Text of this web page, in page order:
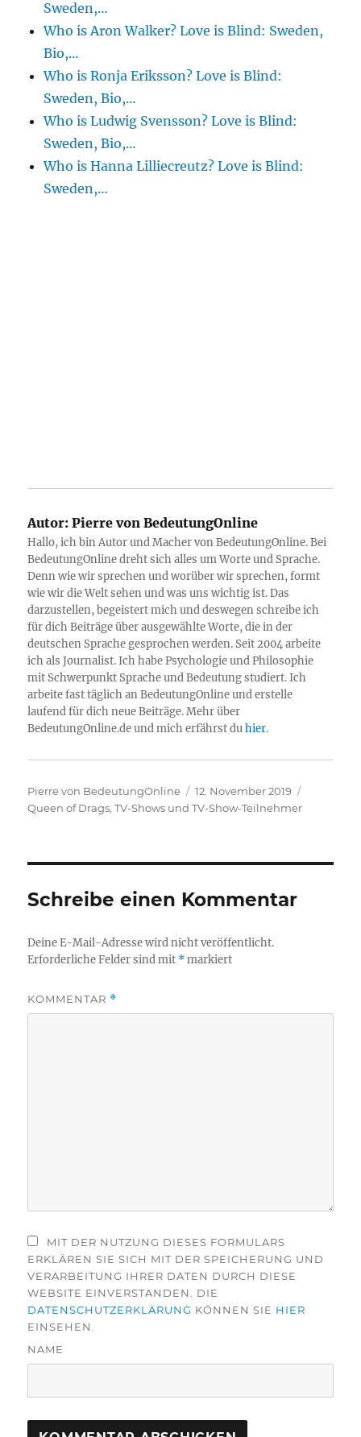
Sweden,…
Who is Aron Walker? Love is Blind: Sweden,
Bio,…
Who is Ronja Eriksson? Love is Blind:
Sweden, Bio,…
Who is Ludwig Svensson? Love is Blind:
Sweden, Bio,…
Who is Hanna Lilliecreutz? Love is Blind:
Sweden,…
Autor: Pierre von BedeutungOnline
Hallo, ich bin Autor und Macher von BedeutungOnline. Bei
BedeutungOnline dreht sich alles um Worte und Sprache.
Denn wie wir sprechen und worüber wir sprechen, formt
wie wir die Welt sehen und was uns wichtig ist. Das
darzustellen, begeistert mich und deswegen schreibe ich
für dich Beiträge über ausgewählte Worte, die in der
deutschen Sprache gesprochen werden. Seit 2004 arbeite
ich als Journalist. Ich habe Psychologie und Philosophie
mit Schwerpunkt Sprache und Bedeutung studiert. Ich
arbeite fast täglich an BedeutungOnline und erstelle
laufend für dich neue Beiträge. Mehr über
BedeutungOnline.de und mich erfährst duhier.
Autor
Pierre von BedeutungOnline
Veröffentlicht
am
12. November 2019
Queen of Drags ,TV-Shows und TV-Show-Teilnehmer
Schreibe einen Kommentar
Deine E-Mail-Adresse wird nicht veröffentlicht.
Erforderliche Felder sind mit *markiert
KOMMENTAR *
MIT DER NUTZUNG DIESES FORMULARS
ERKLÄREN SIE SICH MIT DER SPEICHERUNG UND
VERARBEITUNG IHRER DATEN DURCH DIESE
WEBSITE EINVERSTANDEN. DIE
DATENSCHUTZERKLÄRUNG KÖNNEN SIE HIER
EINSEHEN.
NAME